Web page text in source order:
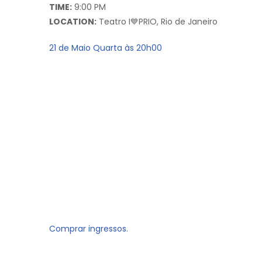
TIME: 9:00 PM
LOCATION: Teatro I💙PRIO, Rio de Janeiro
21 de Maio Quarta às 20h00
Comprar ingressos.